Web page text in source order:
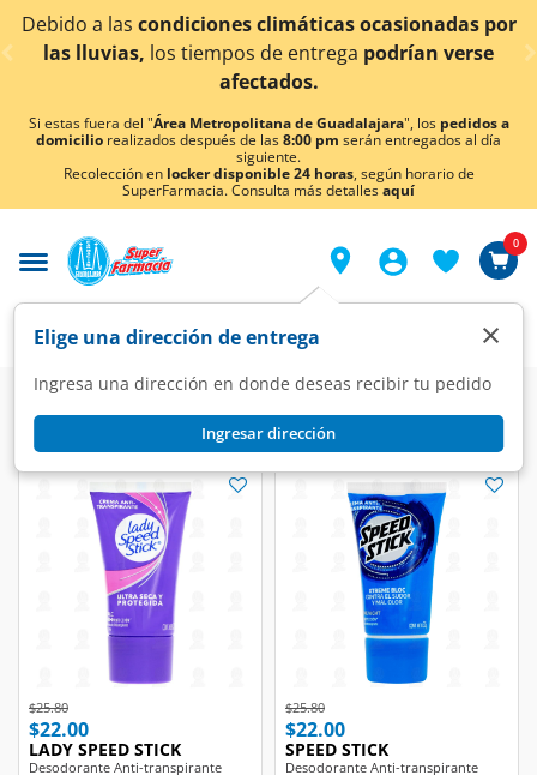
< div class="carousel-inner">
Debido a las condiciones climáticas ocasionadas por
las lluvias, los tiempos de entrega podrían verse
afectados.
Si estas fuera del "Área Metropolitana de Guadalajara", los pedidos a
domicilio realizados después de las8:00 pm serán entregados al día
siguiente.
Recolección en locker disponible 24 horas, según horario de
SuperFarmacia. Consulta más detallesaquí
Elige una dirección de entrega
Ingresa una dirección en donde deseas recibir tu pedido
Ingresar dirección
×
0
(4 productos)
Price reduced from
$25.80to
$22.00
LADY SPEED STICK
Desodorante Anti-transpirante
Price reduced from
$25.80to
$22.00
SPEED STICK
Desodorante Anti-transpirante